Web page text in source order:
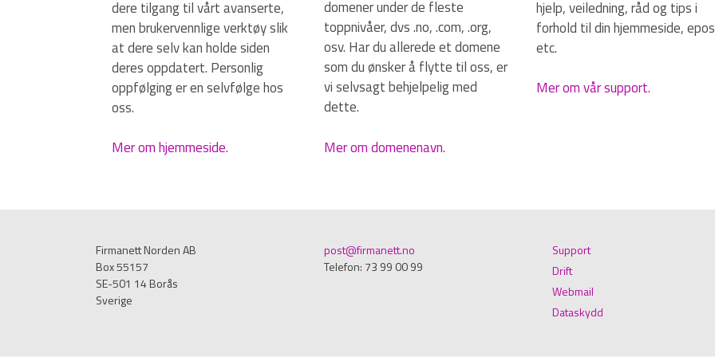
dere tilgang til vårt avanserte,
men brukervennlige verktøy slik
at dere selv kan holde siden
deres oppdatert. Personlig
oppfølging er en selvfølge hos
oss.
Mer om hjemmeside.
domener under de fleste
toppnivåer, dvs .no, .com, .org,
osv. Har du allerede et domene
som du ønsker å flytte til oss, er
vi selvsagt behjelpelig med
dette.
Mer om domenenavn.
hjelp, veiledning, råd og tips i
forhold til din hjemmeside,
etc.
Mer om vår support.
Firmanett Norden AB
Box 55157
SE-501 14 Borås
Sverige
post@firmanett.no
Telefon: 73 99 00 99
Support
Drift
Webmail
Dataskydd